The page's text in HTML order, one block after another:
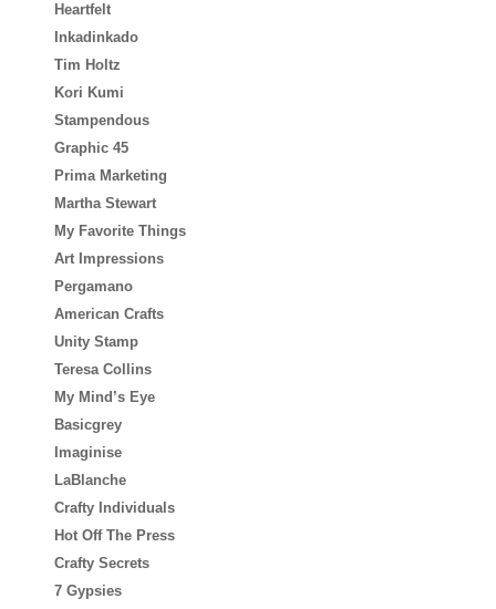
Heartfelt
Inkadinkado
Tim Holtz
Kori Kumi
Stampendous
Graphic 45
Prima Marketing
Martha Stewart
My Favorite Things
Art Impressions
Pergamano
American Crafts
Unity Stamp
Teresa Collins
My Mind’s Eye
Basicgrey
Imaginise
LaBlanche
Crafty Individuals
Hot Off The Press
Crafty Secrets
7 Gypsies